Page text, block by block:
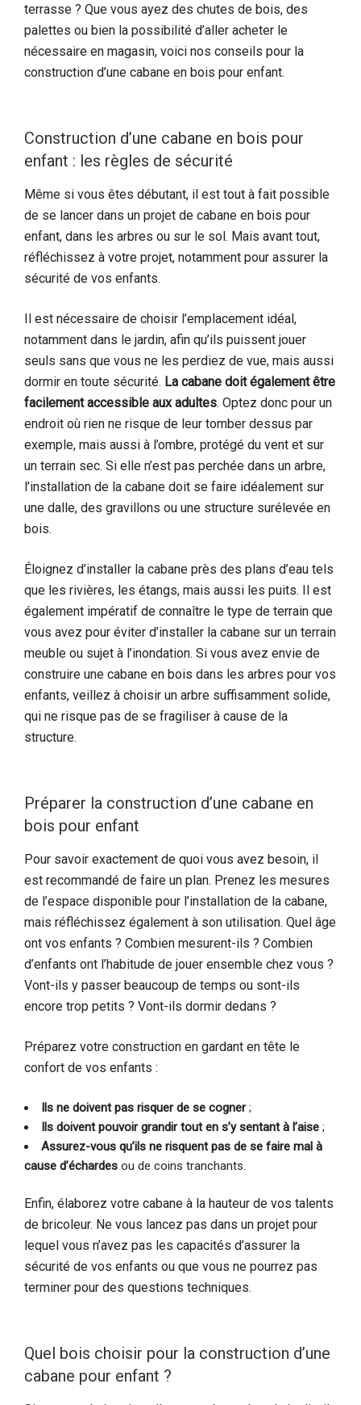
terrasse ? Que vous ayez des chutes de bois, des
palettes ou bien la possibilité d’aller acheter le
nécessaire en magasin, voici nos conseils pour la
construction d’une cabane en bois pour enfant.
Construction d’une cabane en bois pour
enfant : les règles de sécurité
Même si vous êtes débutant, il est tout à fait possible
de se lancer dans un projet de cabane en bois pour
enfant, dans les arbres ou sur le sol. Mais avant tout,
réfléchissez à votre projet, notamment pour assurer la
sécurité de vos enfants.
Il est nécessaire de choisir l’emplacement idéal,
notamment dans le jardin, afin qu’ils puissent jouer
seuls sans que vous ne les perdiez de vue, mais aussi
dormir en toute sécurité. La cabane doit également être
facilement accessible aux adultes. Optez donc pour un
endroit où rien ne risque de leur tomber dessus par
exemple, mais aussi à l’ombre, protégé du vent et sur
un terrain sec. Si elle n’est pas perchée dans un arbre,
l’installation de la cabane doit se faire idéalement sur
une dalle, des gravillons ou une structure surélevée en
bois.
Éloignez d’installer la cabane près des plans d’eau tels
que les rivières, les étangs, mais aussi les puits. Il est
également impératif de connaître le type de terrain que
vous avez pour éviter d’installer la cabane sur un terrain
meuble ou sujet à l’inondation. Si vous avez envie de
construire une cabane en bois dans les arbres pour vos
enfants, veillez à choisir un arbre suffisamment solide,
qui ne risque pas de se fragiliser à cause de la
structure.
Préparer la construction d’une cabane en
bois pour enfant
Pour savoir exactement de quoi vous avez besoin, il
est recommandé de faire un plan. Prenez les mesures
de l’espace disponible pour l’installation de la cabane,
mais réfléchissez également à son utilisation. Quel âge
ont vos enfants ? Combien mesurent-ils ? Combien
d’enfants ont l’habitude de jouer ensemble chez vous ?
Vont-ils y passer beaucoup de temps ou sont-ils
encore trop petits ? Vont-ils dormir dedans ?
Préparez votre construction en gardant en tête le
confort de vos enfants :
Ils ne doivent pas risquer de se cogner;
Ils doivent pouvoir grandir tout en s’y sentant à l’aise ;
Assurez-vous qu’ils ne risquent pas de se faire mal à
cause d’échardes ou de coins tranchants.
Enfin, élaborez votre cabane à la hauteur de vos talents
de bricoleur. Ne vous lancez pas dans un projet pour
lequel vous n’avez pas les capacités d’assurer la
sécurité de vos enfants ou que vous ne pourrez pas
terminer pour des questions techniques.
Quel bois choisir pour la construction d’une
cabane pour enfant ?